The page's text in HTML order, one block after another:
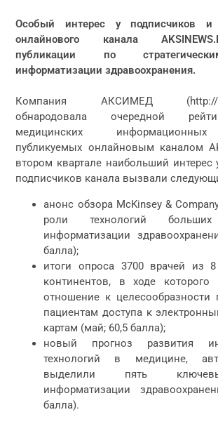
Особый интерес у подписчиков и
онлайнового канала
публикации по
информатизации здравоохранения.
Компания АКСИМЕД (http://
обнародовала очередной
медицинских информационных
публикуемых онлайновым каналом
втором квартале наибольший интерес
подписчиков канала вызвали
анонс обзора McKinsey &
роли технологий
информатизации
балла);
итоги опроса 3700 врачей из
континентов, в ходе которого
отношение к целесообразности
пациентам доступа к
картам (май; 60,5 балла);
новый прогноз развития
технологий в медицине,
выделили пять
информатизации
балла).